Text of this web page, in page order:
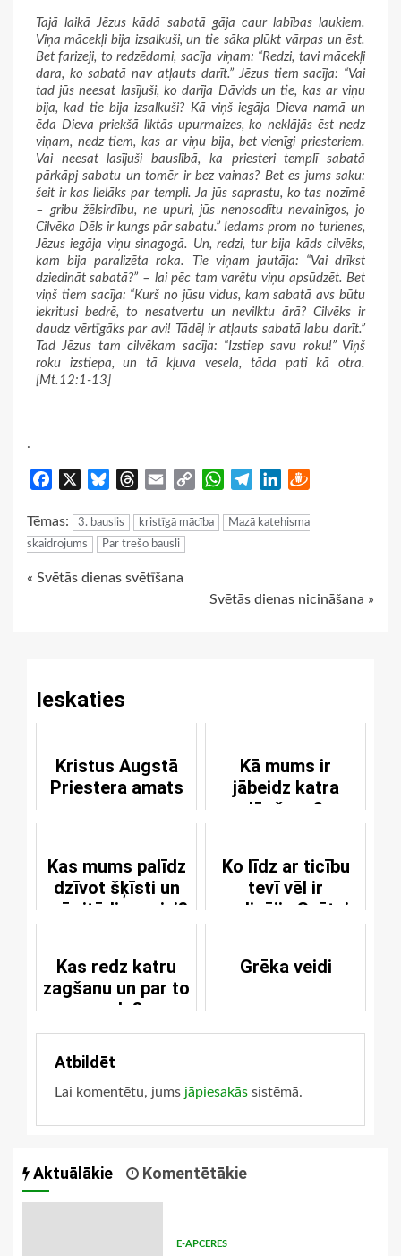
Tajā laikā Jēzus kādā sabatā gāja caur labības laukiem.
Viņa mācekļi bija izsalkuši, un tie sāka plūkt vārpas un ēst.
Bet farizeji, to redzēdami, sacīja viņam: “Redzi, tavi mācekļi
dara, ko sabatā nav atļauts darīt.” Jēzus tiem sacīja: “Vai
tad jūs neesat lasījuši, ko darīja Dāvids un tie, kas ar viņu
bija, kad tie bija izsalkuši? Kā viņš iegāja Dieva namā un
ēda Dieva priekšā liktās upurmaizes, ko neklājās ēst nedz
viņam, nedz tiem, kas ar viņu bija, bet vienīgi priesteriem.
Vai neesat lasījuši bauslībā, ka priesteri templī sabatā
pārkāpj sabatu un tomēr ir bez vainas? Bet es jums saku:
šeit ir kas lielāks par templi. Ja jūs saprastu, ko tas nozīmē
– gribu žēlsirdību, ne upuri, jūs nenosodītu nevainīgos, jo
Cilvēka Dēls ir kungs pār sabatu.” Iedams prom no turienes,
Jēzus iegāja viņu sinagogā. Un, redzi, tur bija kāds cilvēks,
kam bija paralizēta roka. Tie viņam jautāja: “Vai drīkst
dziedināt sabatā?” – lai pēc tam varētu viņu apsūdzēt. Bet
viņš tiem sacīja: “Kurš no jūsu vidus, kam sabatā avs būtu
iekritusi bedrē, to nesatvertu un nevilktu ārā? Cilvēks ir
daudz vērtīgāks par avi! Tādēļ ir atļauts sabatā labu darīt.”
Tad Jēzus tam cilvēkam sacīja: “Izstiep savu roku!” Viņš
roku izstiepa, un tā kļuva vesela, tāda pati kā otra.
[Mt.12:1-13]
.
Facebook BlueskyThreads
Email
Copy
WhatsApp
TelegramLinkedIn
Tēmas: 3. bauslis kristīgā mācība
Mazā katehisma
skaidrojums
Par trešo bausli
Continue
« Svētās dienas svētīšana
Svētās dienas nicināšana »
Ieskaties
Kristus Augstā
Priestera amats
Kā mums ir
jābeidz katra
lūgšana?
Kas mums palīdz
dzīvot šķīsti un
arī citādi pareizi?
Ko līdz ar ticību
tevī vēl ir
modinājis Svētais
Kas redz katru
zagšanu un par to
soda?
Grēka veidi
Atbildēt
Lai komentētu, jums jāpiesakās sistēmā.
Aktuālākie Komentētākie
E-APCERES